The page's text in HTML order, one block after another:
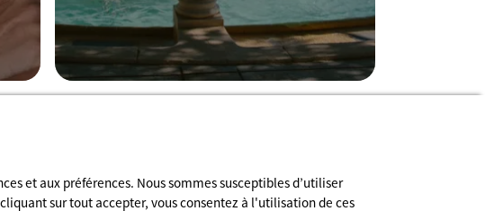
Inscription à la newsletter
et aux préférences. Nous sommes susceptibles d’utiliser
sur tout accepter, vous consentez à l'utilisation de ces